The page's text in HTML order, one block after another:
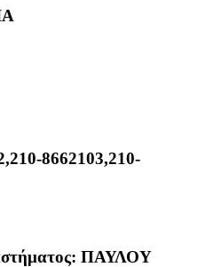
8662103,210-
ΠΑΥΛΟΥ